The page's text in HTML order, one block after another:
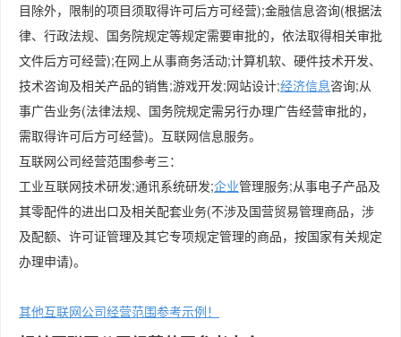
目除外，限制的项目须取得许可后方可经营);金融信息咨询(根据法
律、行政法规、国务院规定等规定需要审批的，依法取得相关审批
文件后方可经营);在网上从事商务活动;计算机软、硬件技术开发、
技术咨询及相关产品的销售;游戏开发;网站设计;经济信息咨询;从
事广告业务(法律法规、国务院规定需另行办理广告经营审批的，
需取得许可后方可经营)。互联网信息服务。
互联网公司经营范围参考三：
工业互联网技术研发;通讯系统研发;企业管理服务;从事电子产品及
其零配件的进出口及相关配套业务(不涉及国营贸易管理商品，涉
及配额、许可证管理及其它专项规定管理的商品，按国家有关规定
办理申请)。
其他互联网公司经营范围参考示例！